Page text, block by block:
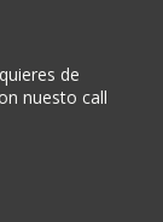
de
nuesto call